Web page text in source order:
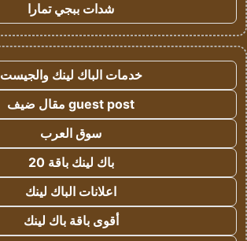
شدات ببجي تمارا
خدمات الباك لينك والجيست
guest post مقال ضيف
سوق العرب
باك لينك باقة 20
اعلانات الباك لينك
أقوى باقة باك لينك